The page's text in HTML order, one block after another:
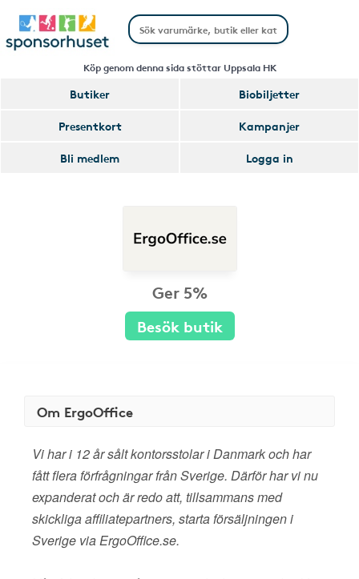
Köp genom denna sida stöttar Uppsala HK
Butiker
Biobiljetter
Presentkort
Kampanjer
Bli medlem
Logga in
Ger 5%
Besök butik
Om ErgoOffice
Vi har i 12 år sålt kontorsstolar i Danmark och har
fått flera förfrågningar från Sverige. Därför har vi nu
expanderat och är redo att, tillsammans med
skickliga affiliatepartners, starta försäljningen i
Sverige via ErgoOffice.se.